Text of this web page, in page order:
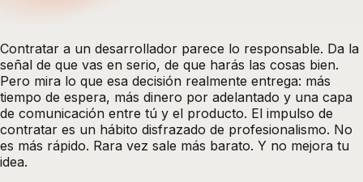
Contratar a un desarrollador parece lo responsable. Da la
señal de que vas en serio, de que harás las cosas bien.
Pero mira lo que esa decisión realmente entrega: más
tiempo de espera, más dinero por adelantado y una capa
de comunicación entre tú y el producto. El impulso de
contratar es un hábito disfrazado de profesionalismo. No
es más rápido. Rara vez sale más barato. Y no mejora tu
idea.